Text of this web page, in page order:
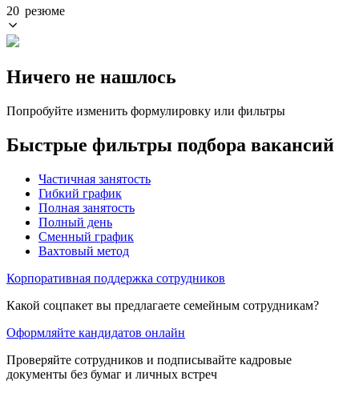
20 резюме
Ничего не нашлось
Попробуйте изменить формулировку или фильтры
Быстрые фильтры подбора вакансий
Частичная занятость
Гибкий график
Полная занятость
Полный день
Сменный график
Вахтовый метод
Корпоративная поддержка сотрудников
Какой соцпакет вы предлагаете семейным сотрудникам?
Оформляйте кандидатов онлайн
Проверяйте сотрудников и подписывайте кадровые
документы без бумаг и личных встреч